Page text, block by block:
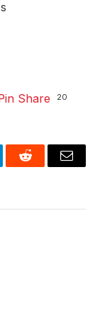
20
Reddit Email